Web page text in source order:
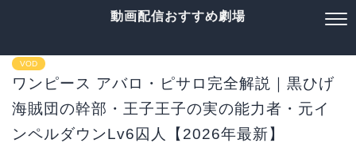
動画配信おすすめ劇場
VOD
ワンピース アバロ・ピサロ完全解説｜黒ひげ
海賊団の幹部・王子王子の実の能力者・元イ
ンペルダウンLv6囚人【2026年最新】